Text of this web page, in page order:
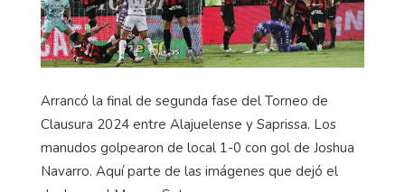
Arrancó la final de segunda fase del Torneo de
Clausura 2024 entre Alajuelense y Saprissa. Los
manudos golpearon de local 1-0 con gol de Joshua
Navarro. Aquí parte de las imágenes que dejó el